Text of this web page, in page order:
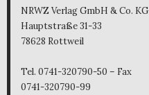
NRWZ Verlag GmbH & Co. KG
Hauptstraße 31-33
78628 Rottweil
Tel. 0741-320790-50 – Fax
0741-320790-99